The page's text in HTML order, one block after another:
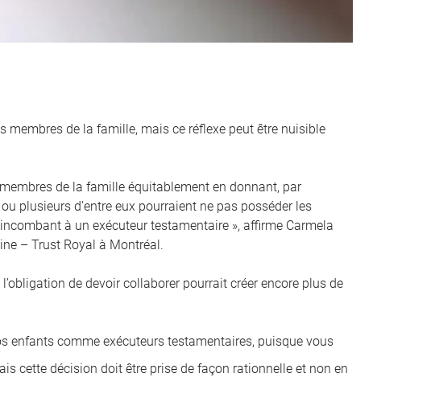
membres de la famille, mais ce réflexe peut être nuisible
de la famille équitablement en donnant, par
plusieurs d’entre eux pourraient ne pas posséder les
à un exécuteur testamentaire », affirme Carmela
– Trust Royal à Montréal.
de devoir collaborer pourrait créer encore plus de
enfants comme exécuteurs testamentaires, puisque vous
cette décision doit être prise de façon rationnelle et non en